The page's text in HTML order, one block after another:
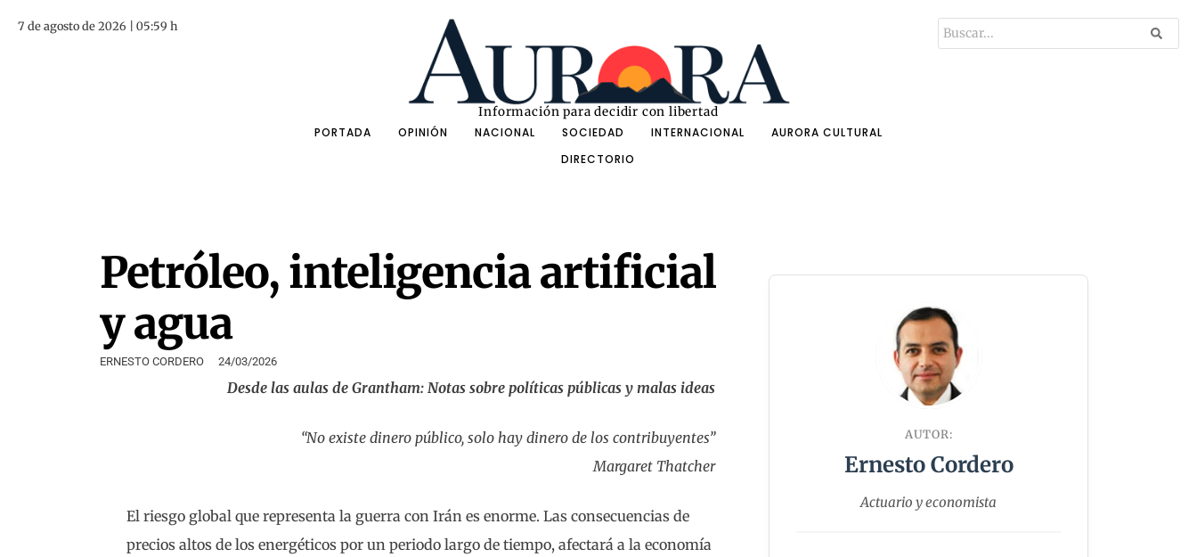
7 de agosto de 2026 | 05:59 h
Información para decidir con libertad
PORTADA
OPINIÓN NACIONAL SOCIEDAD INTERNACIONAL
AURORA CULTURAL
DIRECTORIO
Petróleo, inteligencia artificial
y agua
ERNESTO CORDERO 24/03/2026
Desde las aulas de Grantham: Notas sobre políticas públicas y malas ideas
“No existe dinero público, solo hay dinero de los contribuyentes”
Margaret Thatcher
El riesgo global que representa la guerra con Irán es enorme. Las consecuencias de
precios altos de los energéticos por un periodo largo de tiempo, afectará a la economía
AUTOR:
Ernesto Cordero
Actuario y economista